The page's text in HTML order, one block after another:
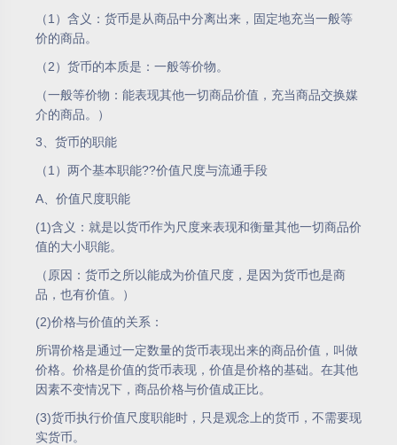
（1）含义：货币是从商品中分离出来，固定地充当一般等
价的商品。
（2）货币的本质是：一般等价物。
（一般等价物：能表现其他一切商品价值，充当商品交换媒
介的商品。）
3、货币的职能
（1）两个基本职能??价值尺度与流通手段
A、价值尺度职能
(1)含义：就是以货币作为尺度来表现和衡量其他一切商品价
值的大小职能。
（原因：货币之所以能成为价值尺度，是因为货币也是商
品，也有价值。）
(2)价格与价值的关系：
所谓价格是通过一定数量的货币表现出来的商品价值，叫做
价格。价格是价值的货币表现，价值是价格的基础。在其他
因素不变情况下，商品价格与价值成正比。
(3)货币执行价值尺度职能时，只是观念上的货币，不需要现
实货币。